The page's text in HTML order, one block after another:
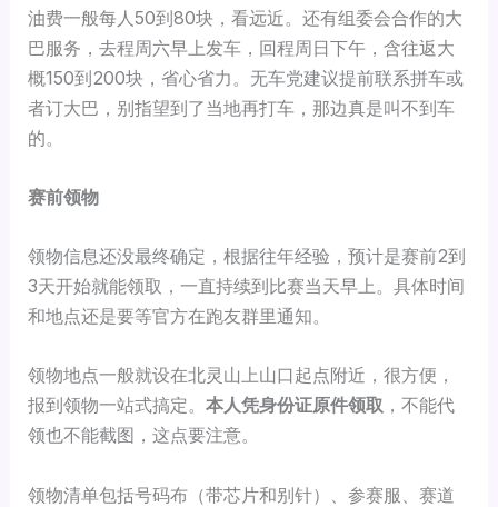
油费一般每人50到80块，看远近。还有组委会合作的大
巴服务，去程周六早上发车，回程周日下午，含往返大
概150到200块，省心省力。无车党建议提前联系拼车或
者订大巴，别指望到了当地再打车，那边真是叫不到车
的。
赛前领物
领物信息还没最终确定，根据往年经验，预计是赛前2到
3天开始就能领取，一直持续到比赛当天早上。具体时间
和地点还是要等官方在跑友群里通知。
领物地点一般就设在北灵山上山口起点附近，很方便，
报到领物一站式搞定。本人凭身份证原件领取 ，不能代
领也不能截图，这点要注意。
领物清单包括号码布（带芯片和别针）、参赛服、赛道